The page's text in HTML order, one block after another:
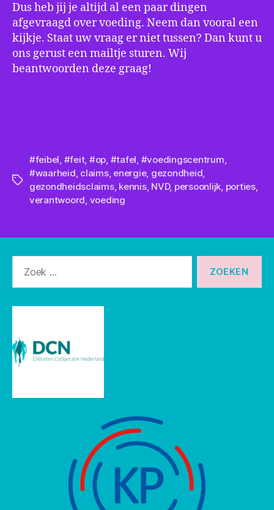
Dus heb jij je altijd al een paar dingen
afgevraagd over voeding. Neem dan vooral een
kijkje. Staat uw vraag er niet tussen? Dan kunt u
ons gerust een mailtje sturen. Wij
beantwoorden deze graag!
Tags
#feibel, #feit, #op, #tafel, #voedingscentrum,
#waarheid, claims, energie, gezondheid,
gezondheidsclaims, kennis, NVD, persoonlijk, porties,
verantwoord, voeding
naar: